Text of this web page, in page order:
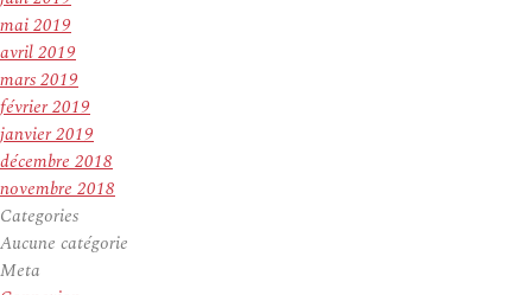
mai 2019
avril 2019
mars 2019
février 2019
janvier 2019
décembre 2018
novembre 2018
Categories
Aucune catégorie
Meta